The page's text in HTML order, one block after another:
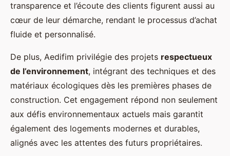
transparence et l’écoute des clients figurent aussi au
cœur de leur démarche, rendant le processus d’achat
fluide et personnalisé.
De plus, Aedifim privilégie des projets respectueux
de l’environnement, intégrant des techniques et des
matériaux écologiques dès les premières phases de
construction. Cet engagement répond non seulement
aux défis environnementaux actuels mais garantit
également des logements modernes et durables,
alignés avec les attentes des futurs propriétaires.